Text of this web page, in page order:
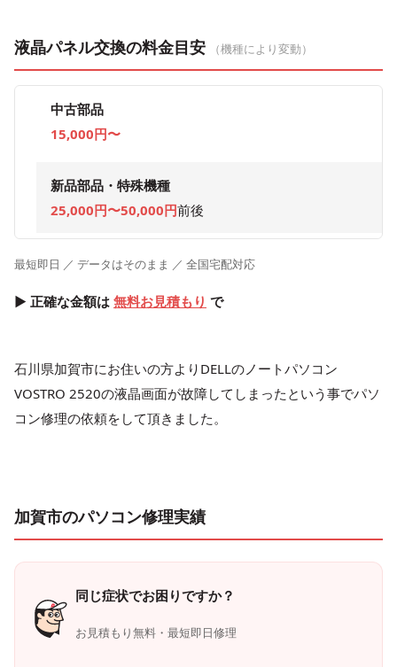
液晶パネル交換の料金目安 （機種により変動）
中古部品
15,000円〜
新品部品・特殊機種
25,000円〜50,000円前後
最短即日 ／ データはそのまま ／ 全国宅配対応
▶ 正確な金額は 無料お見積もり で
石川県加賀市にお住いの方よりDELLのノートパソコン
VOSTRO 2520の液晶画面が故障してしまったという事でパソ
コン修理の依頼をして頂きました。
加賀市のパソコン修理実績
同じ症状でお困りですか？
お見積もり無料・最短即日修理